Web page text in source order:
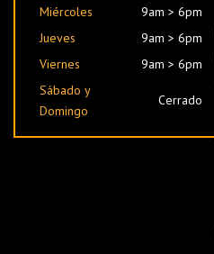
Miércoles
9am > 6pm
Jueves
9am > 6pm
Viernes
9am > 6pm
Sábado y
Domingo
Cerrado